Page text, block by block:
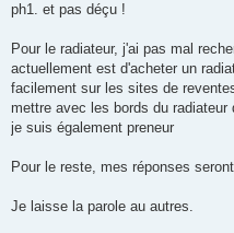
ph1. et pas déçu !
Pour le radiateur, j'ai pas mal
actuellement est d'acheter un
facilement sur les sites de
mettre avec les bords du
je suis également preneur
Pour le reste, mes réponses
Je laisse la parole au autres.